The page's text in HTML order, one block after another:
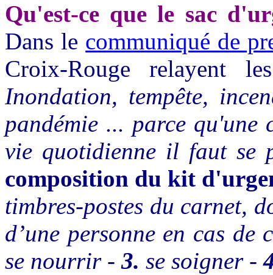
Qu'est-ce que le sac
Dans le communiqué de
Croix-Rouge relayent
Inondation, tempête,
pandémie ... parce qu'une
vie quotidienne il faut se
composition du kit
timbres-postes du carnet,
d’une personne en cas
se nourrir -3. se soigner -